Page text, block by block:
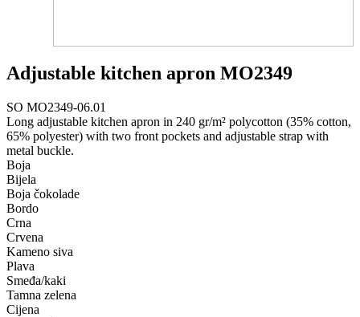
Adjustable kitchen apron MO2349
SO MO2349-06.01
Long adjustable kitchen apron in 240 gr/m² polycotton (35% cotton,
65% polyester) with two front pockets and adjustable strap with
metal buckle.
Boja
Bijela
Boja čokolade
Bordo
Crna
Crvena
Kameno siva
Plava
Smeđa/kaki
Tamna zelena
Cijena